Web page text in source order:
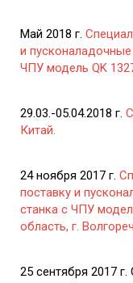
Май 2018 г.
и
ЧПУ модель QK
29.03.-05.04.2018 г.
Китай.
24 ноября 2017 г.
поставку и
станка с ЧПУ
область, г.
25 сентября 2017